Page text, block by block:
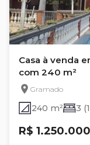
Casa à venda
com 240 m²
Gramado
240 m² 3
R$ 1.250.000